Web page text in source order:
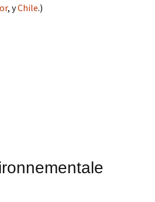
, yChile.)